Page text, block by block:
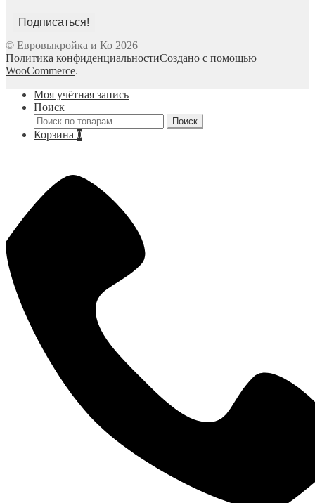
© Евровыкройка и Ко 2026
Политика конфиденциальностиСоздано с помощью
WooCommerce.
Моя учётная запись
Поиск
Искать:
Поиск
Корзина 0